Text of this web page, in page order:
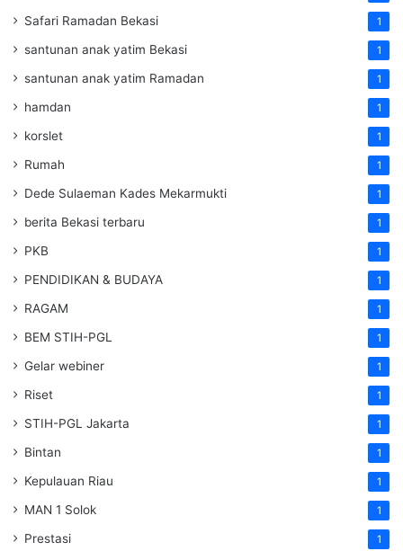
Safari Ramadan Bekasi 1
santunan anak yatim Bekasi 1
santunan anak yatim Ramadan 1
hamdan 1
korslet 1
Rumah 1
Dede Sulaeman Kades Mekarmukti 1
berita Bekasi terbaru 1
PKB 1
PENDIDIKAN & BUDAYA 1
RAGAM 1
BEM STIH-PGL 1
Gelar webiner 1
Riset 1
STIH-PGL Jakarta 1
Bintan 1
Kepulauan Riau 1
MAN 1 Solok 1
Prestasi 1